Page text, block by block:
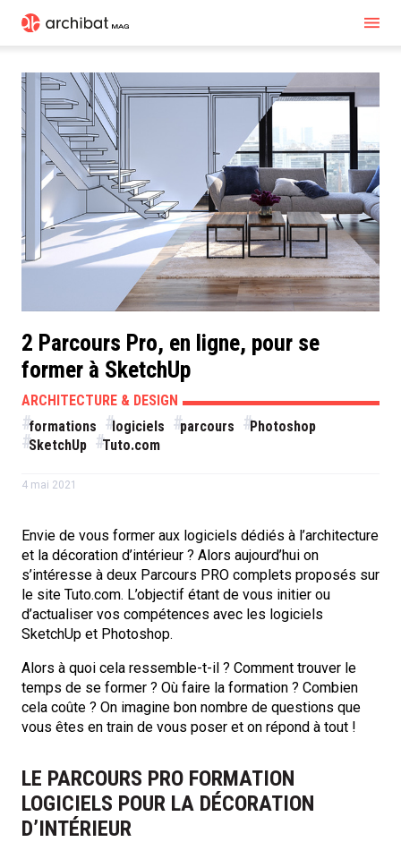
2 Parcours Pro, en ligne, pour se
former à SketchUp
ARCHITECTURE & DESIGN
formations
logiciels parcours
Photoshop
SketchUp
Tuto.com
4 mai 2021
Envie de vous former aux logiciels dédiés à l’architecture
et la décoration d’intérieur ? Alors aujourd’hui on
s’intéresse à deux Parcours PRO complets proposés sur
le site Tuto.com. L’objectif étant de vous initier ou
d’actualiser vos compétences avec les logiciels
SketchUp et Photoshop.
Alors à quoi cela ressemble-t-il ? Comment trouver le
temps de se former ? Où faire la formation ? Combien
cela coûte ? On imagine bon nombre de questions que
vous êtes en train de vous poser et on répond à tout !
LE PARCOURS PRO FORMATION
LOGICIELS POUR LA DÉCORATION
D’INTÉRIEUR